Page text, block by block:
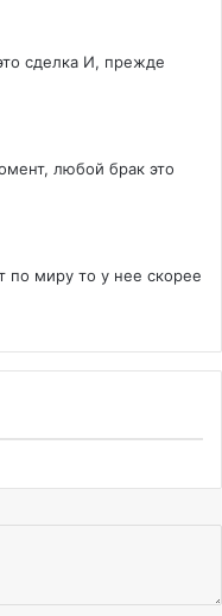
сделка И, прежде
любой брак это
по миру то у нее скорее